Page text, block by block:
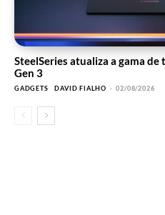
SteelSeries atualiza a gama de
Gen 3
GADGETS DAVID FIALHO - 02/08/2026